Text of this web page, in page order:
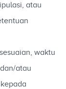
atau
waktu
atau